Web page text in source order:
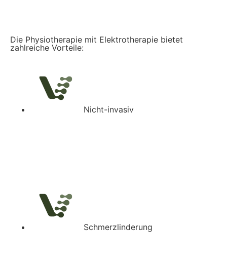
Die Physiotherapie mit Elektrotherapie bietet
zahlreiche Vorteile:
Nicht-invasiv
Schmerzlinderung